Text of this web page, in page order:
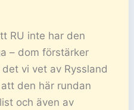
RU inte har den
– dom förstärker
vi vet av Ryssland
den här rundan
och även av